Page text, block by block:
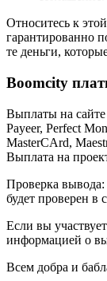
Относитесь к
гарантированно
те деньги,
Boomcity
Выплаты на сайте
Payeer, Perfect
MasterCArd,
Выплата на
Проверка вывода:
будет проверен в
Если вы
информацией о
Всем добра и